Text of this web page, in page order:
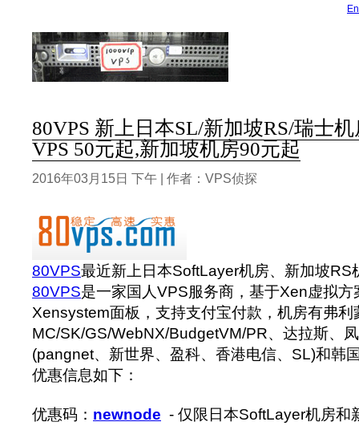
80VPS 新上日本SL/新加坡RS/瑞士
VPS 50元起,新加坡机房90元起
2016年03月15日 下午 | 作者：VPS侦探
80VPS最近新上日本SoftLayer机房、新加坡RS
80VPS是一家国人VPS服务商，基于Xen虚拟方
Xensystem面板，支持支付宝付款，机房有弗利
MC/SK/GS/WebNX/BudgetVM/PR、达拉斯、
(pangnet、新世界、盈科、香港电信、SL)和韩
优惠信息如下：
优惠码： newnode - 仅限日本SoftLayer机房和